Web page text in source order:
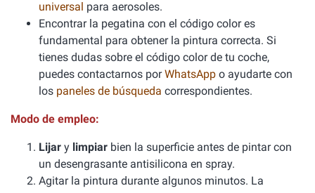
universal para aerosoles.
Encontrar la pegatina con el código color es
fundamental para obtener la pintura correcta. Si
tienes dudas sobre el código color de tu coche,
puedes contactarnos porWhatsApp o ayudarte con
los paneles de búsqueda correspondientes.
Modo de empleo:
Lijar y limpiar bien la superficie antes de pintar con
un desengrasante antisilicona en spray.
Agitar la pintura durante algunos minutos. La